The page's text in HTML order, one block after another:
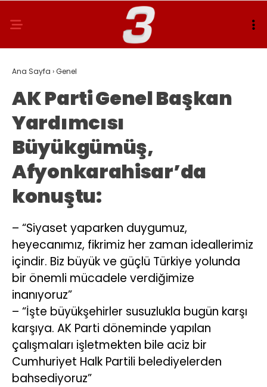
Ana Sayfa ›Genel
AK Parti Genel Başkan
Yardımcısı
Büyükgümüş,
Afyonkarahisar’da
konuştu:
– “Siyaset yaparken duygumuz,
heyecanımız, fikrimiz her zaman ideallerimiz
içindir. Biz büyük ve güçlü Türkiye yolunda
bir önemli mücadele verdiğimize
inanıyoruz”
– “İşte büyükşehirler susuzlukla bugün karşı
karşıya. AK Parti döneminde yapılan
çalışmaları işletmekten bile aciz bir
Cumhuriyet Halk Partili belediyelerden
bahsediyoruz”